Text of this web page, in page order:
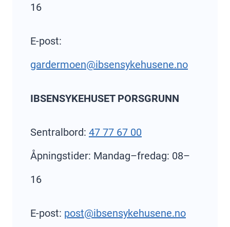
16
E-post:
gardermoen@ibsensykehusene.no
IBSENSYKEHUSET PORSGRUNN
Sentralbord: 47 77 67 00
Åpningstider: Mandag–fredag: 08–
16
E-post: post@ibsensykehusene.no